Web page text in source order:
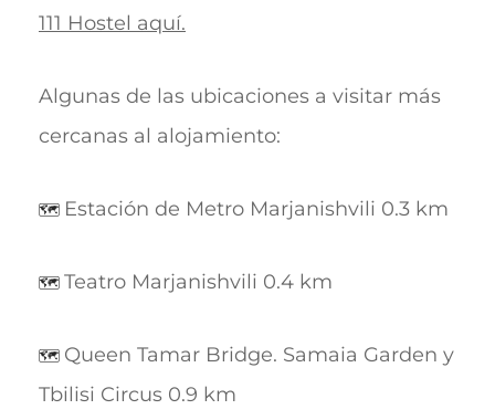
111 Hostel aquí.
Algunas de las ubicaciones a visitar más
cercanas al alojamiento:
🗺️ Estación de Metro Marjanishvili 0.3 km
🗺️ Teatro Marjanishvili 0.4 km
🗺️ Queen Tamar Bridge. Samaia Garden y
Tbilisi Circus 0.9 km